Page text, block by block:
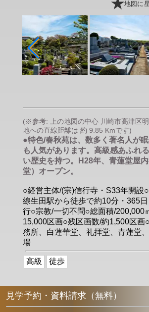
地図に
(※参考: 上の地図の中心 川崎市高津区
地への直線距離は 約 9.85 Kmです)
●特色/春秋苑は、数多く著名人が
も人気があります。高級感あふれ
い歴史を持つ。H28年、青蓮堂屋
堂）オープン。
○経営主体/(宗)信行寺・S33年開設
線生田駅から徒歩で約10分・365
行○宗教/一切不問○総面積/200,000
15,000区画○残区画数/約1,500区画
務所、白蓮華堂、礼拝堂、青蓮堂
場
高級 徒歩
見学予約・資料請求（無料）